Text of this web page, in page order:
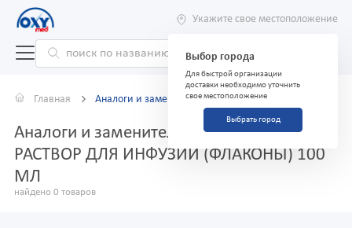
Укажите свое местоположение
Выбор города
Для быстрой организации
доставки необходимо уточнить
свое местоположение
Выбрать город
Главная Аналоги и заменители
Аналоги и заменители препарата ДЕПРОВ
РАСТВОР ДЛЯ ИНФУЗИЙ (ФЛАКОНЫ) 100
МЛ
найдено 0 товаров